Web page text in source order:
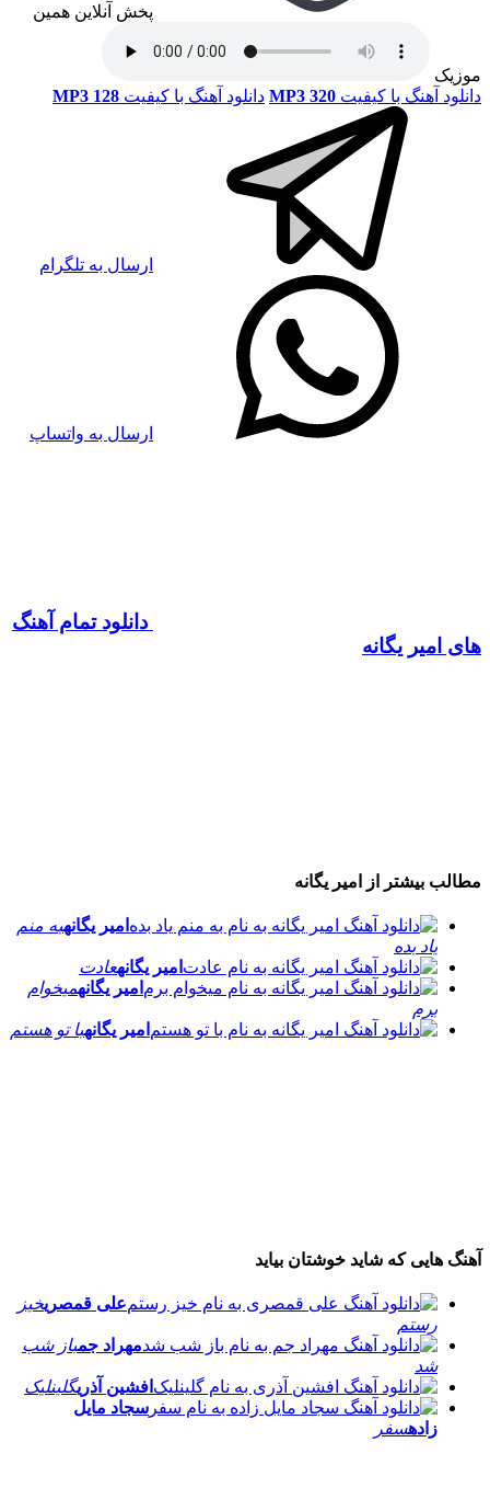
پخش آنلاین همین
موزیک
دانلود آهنگ با کیفیت MP3 320 دانلود آهنگ با کیفیت MP3 128
ارسال به تلگرام
ارسال به واتساپ
دانلود تمام آهنگ
های امیر یگانه
مطالب بیشتر از امیر یگانه
امیر یگانهبه منم
یاد بده
امیر یگانهعادت
امیر یگانهمیخوام
برم
امیر یگانهبا تو هستم
آهنگ هایی که شاید خوشتان بیاید
علی قمصریخیز
رستم
مهراد جمباز شب
شد
افشین آذریگلینلیک
سجاد مایل
زادهسفر